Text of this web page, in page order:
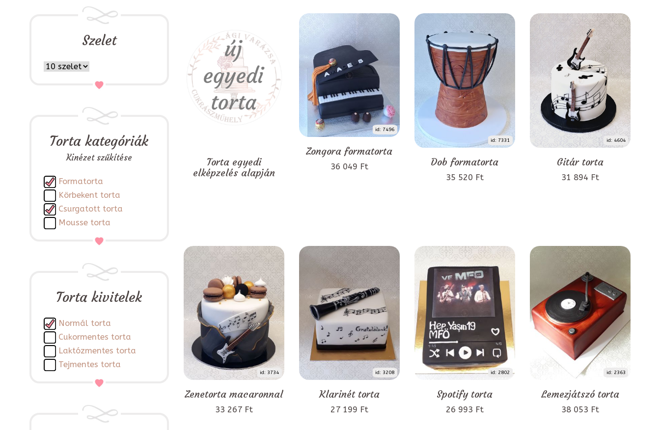
Szelet
Torta kategóriák
Kinézet szűkítése
Formatorta
Körbekent torta
Csurgatott torta
Mousse torta
Torta kivitelek
Normál torta
Cukormentes torta
Laktózmentes torta
Tejmentes torta
Torta egyedi
elképzelés alapján
id: 7496
Zongora formatorta
36 049 Ft
id: 7331
Dob formatorta
35 520 Ft
id: 4604
Gitár torta
31 894 Ft
id: 3734
Zenetorta macaronnal
33 267 Ft
id: 3208
Klarinét torta
27 199 Ft
id: 2802
Spotify torta
26 993 Ft
id: 2363
Lemezjátszó torta
38 053 Ft